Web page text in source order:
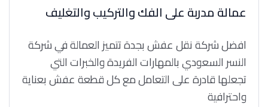
عمالة مدربة على الفك والتركيب والتغليف
افضل شركة نقل عفش بجدة تتميز العمالة في شركة
النسر السعودي بالمهارات الفريدة والخبرات التي
تجعلها قادرة على التعامل مع كل قطعة عفش بعناية
واحترافية